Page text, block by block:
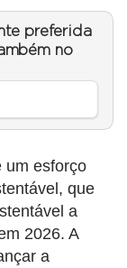
preferida
no
um esforço
que
a
2026. A
a